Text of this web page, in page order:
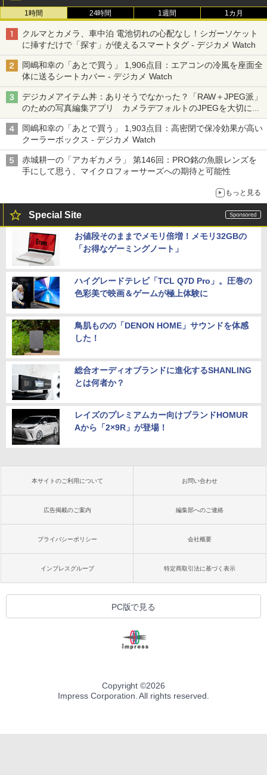
1時間 24時間 1週間 1カ月
クルマとカメラ、車中泊 電池切れの心配なし！シガーソケット
に挿すだけで「探す」が使えるスマートタグ - デジカメ Watch
岡嶋和幸の「あとで買う」 1,906点目：エアコンの冷風を座面全
体に送るシートカバー - デジカメ Watch
デジカメアイテム丼：ありそうでなかった？「RAW＋JPEG派」
のための写真編集アプリ カメラデフォルトのJPEGを大切にす
る「Filmator」
岡嶋和幸の「あとで買う」 1,903点目：高密閉で保冷効果が高い
クーラーボックス - デジカメ Watch
赤城耕一の「アカギカメラ」 第146回：PRO銘の魚眼レンズを
手にして思う、マイクロフォーサーズへの期待と可能性
もっと見る
Special Site
お値段そのままでメモリ倍増！メモリ32GBの
「お得なゲーミングノート」
ハイグレードテレビ「TCL Q7D Pro」。圧巻の
色彩美で映画＆ゲームが極上体験に
鳥肌ものの「DENON HOME」サウンドを体感
した！
総合オーディオブランドに進化するSHANLING
とは何者か？
レイズのプレミアムカー向けブランドHOMUR
Aから「2×9R」が登場！
本サイトのご利用について お問い合わせ
広告掲載のご案内 編集部へのご連絡
プライバシーポリシー 会社概要
インプレスグループ 特定商取引法に基づく表示
PC版で見る
Copyright ©2026
Impress Corporation. All rights reserved.